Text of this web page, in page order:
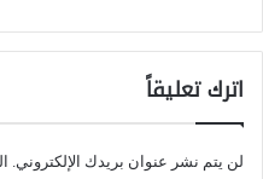
غ
ل
ه
اترك تعليقاً
لن يتم نشر عنوان بريدك الإلكتروني.